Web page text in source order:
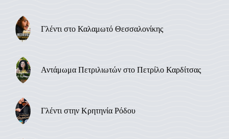
Γλέντι στο Καλαμωτό Θεσσαλονίκης
Αντάμωμα Πετριλιωτών στο Πετρίλο Καρδίτσας
Γλέντι στην Κρητηνία Ρόδου